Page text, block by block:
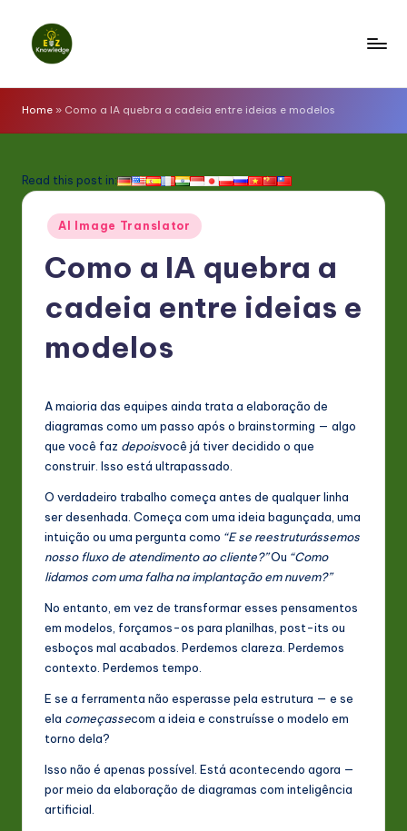
z
K
o
w
P
rt
L
Home » Como a IA quebra a cadeia entre ideias e modelos
Read this post in:
Posted
in
AI Image Translator
Como a IA quebra a
cadeia entre ideias e
modelos
A maioria das equipes ainda trata a elaboração de
diagramas como um passo após o brainstorming — algo
que você faz depoisvocê já tiver decidido o que
construir. Isso está ultrapassado.
O verdadeiro trabalho começa antes de qualquer linha
ser desenhada. Começa com uma ideia bagunçada, uma
intuição ou uma pergunta como “E se reestruturássemos
nosso fluxo de atendimento ao cliente?”Ou “Como
lidamos com uma falha na implantação em nuvem?”
No entanto, em vez de transformar esses pensamentos
em modelos, forçamos-os para planilhas, post-its ou
esboços mal acabados. Perdemos clareza. Perdemos
contexto. Perdemos tempo.
E se a ferramenta não esperasse pela estrutura — e se
ela começassecom a ideia e construísse o modelo em
torno dela?
Isso não é apenas possível. Está acontecendo agora —
por meio da elaboração de diagramas com inteligência
artificial.